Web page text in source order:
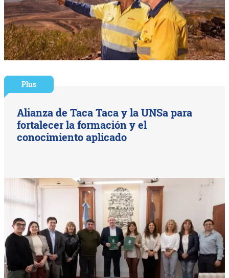
Plus
Alianza de Taca Taca y la UNSa para
fortalecer la formación y el
conocimiento aplicado